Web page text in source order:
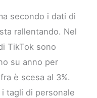
secondo i dati di
rallentando. Nel
TikTok sono
su anno per
è scesa al 3%.
tagli di personale